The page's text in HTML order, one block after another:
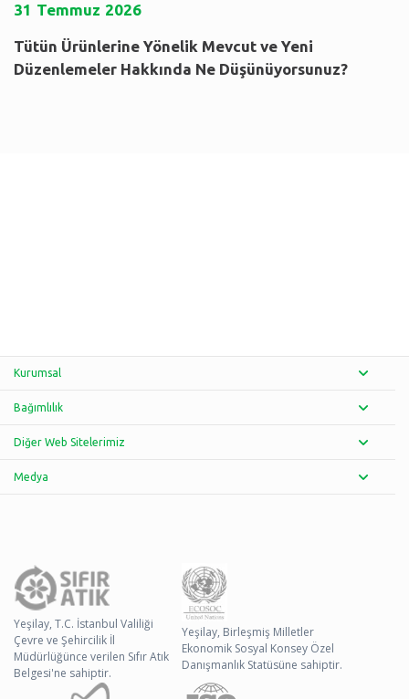
31 Temmuz 2026
Tütün Ürünlerine Yönelik Mevcut ve Yeni
Düzenlemeler Hakkında Ne Düşünüyorsunuz?
Kurumsal
Bağımlılık
Diğer Web Sitelerimiz
Medya
Yeşilay, T.C. İstanbul Valiliği
Çevre ve Şehircilik İl
Müdürlüğünce verilen Sıfır Atık
Belgesi'ne sahiptir.
Yeşilay, Birleşmiş Milletler
Ekonomik Sosyal Konsey Özel
Danışmanlık Statüsüne sahiptir.